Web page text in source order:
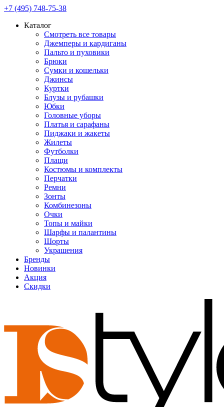
+7 (495) 748-75-38
Каталог
Смотреть все товары
Джемперы и кардиганы
Пальто и пуховики
Брюки
Сумки и кошельки
Джинсы
Куртки
Блузы и рубашки
Юбки
Головные уборы
Платья и сарафаны
Пиджаки и жакеты
Жилеты
Футболки
Плащи
Костюмы и комплекты
Перчатки
Ремни
Зонты
Комбинезоны
Очки
Топы и майки
Шарфы и палантины
Шорты
Украшения
Бренды
Новинки
Акция
Скидки